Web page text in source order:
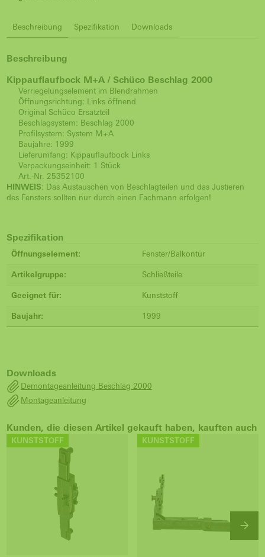
Beschreibung Spezifikation Downloads
Beschreibung
Kippauflaufbock M+A / Schüco Beschlag 2000
Verriegelungselement im Blendrahmen
Öffnungsrichtung: Links öffnend
Original Schüco Ersatzteil
Beschlagsystem: Beschlag 2000
Profilsystem: System M+A
Baujahre: 1999
Lieferumfang: Kippauflaufbock Links
Verpackungseinheit: 1 Stück
Art.-Nr. 25352100
HINWEIS: Das Austauschen von Beschlagteilen und das Justieren
des Fensters sollten nur durch einen Fachmann erfolgen!
Spezifikation
Öffnungselement: Fenster/Balkontür
Artikelgruppe: Schließteile
Geeignet für: Kunststoff
Baujahr: 1999
Downloads
Demontageanleitung Beschlag 2000
Montageanleitung
Kunden, die diesen Artikel gekauft haben, kauften auch
KUNSTSTOFF KUNSTSTOFF